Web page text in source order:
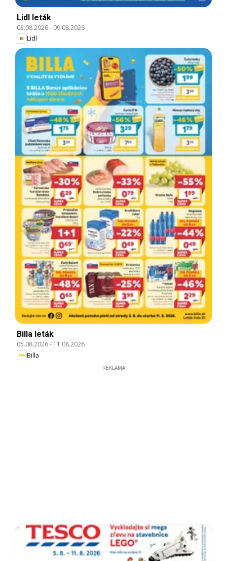
Lidl leták
03.08.2026- 09.08.2026
Lidl
Billa leták
05.08.2026- 11.08.2026
Billa
REKLAMA